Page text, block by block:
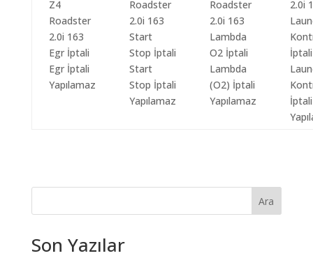
Egr İptali
Yapılamaz
Start
Stop İptali
Yapılamaz
Lambda
(O2) İptali
Yapılamaz
İptali
Ara
Son Yazılar